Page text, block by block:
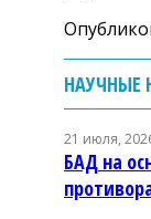
НАУЧНЫЕ
21 июля,
БАД на